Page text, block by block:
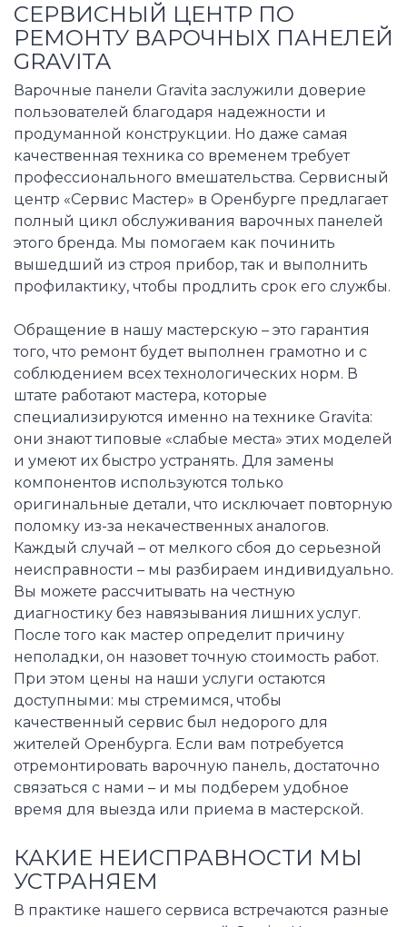
СЕРВИСНЫЙ ЦЕНТР ПО
РЕМОНТУ ВАРОЧНЫХ ПАНЕЛЕЙ
GRAVITA
Варочные панели Gravita заслужили доверие
пользователей благодаря надежности и
продуманной конструкции. Но даже самая
качественная техника со временем требует
профессионального вмешательства. Сервисный
центр «Сервис Мастер» в Оренбурге предлагает
полный цикл обслуживания варочных панелей
этого бренда. Мы помогаем как починить
вышедший из строя прибор, так и выполнить
профилактику, чтобы продлить срок его службы.
Обращение в нашу мастерскую – это гарантия
того, что ремонт будет выполнен грамотно и с
соблюдением всех технологических норм. В
штате работают мастера, которые
специализируются именно на технике Gravita:
они знают типовые «слабые места» этих моделей
и умеют их быстро устранять. Для замены
компонентов используются только
оригинальные детали, что исключает повторную
поломку из-за некачественных аналогов.
Каждый случай – от мелкого сбоя до серьезной
неисправности – мы разбираем индивидуально.
Вы можете рассчитывать на честную
диагностику без навязывания лишних услуг.
После того как мастер определит причину
неполадки, он назовет точную стоимость работ.
При этом цены на наши услуги остаются
доступными: мы стремимся, чтобы
качественный сервис был недорого для
жителей Оренбурга. Если вам потребуется
отремонтировать варочную панель, достаточно
связаться с нами – и мы подберем удобное
время для выезда или приема в мастерской.
КАКИЕ НЕИСПРАВНОСТИ МЫ
УСТРАНЯЕМ
В практике нашего сервиса встречаются разные